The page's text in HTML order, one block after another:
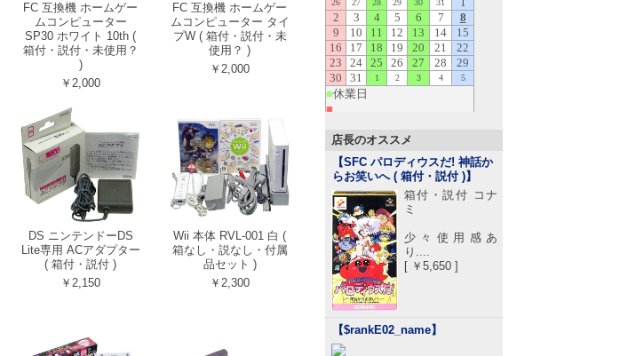
FC 互換機 ホームゲー
ムコンピューター
SP30 ホワイト 10th (
箱付・説付・未使用？
)
￥2,000
FC 互換機 ホームゲー
ムコンピューター タイ
プW ( 箱付・説付・未
使用？ )
￥2,000
DS ニンテンドーDS
Lite専用 ACアダプター
( 箱付・説付 )
￥2,150
Wii 本体 RVL-001 白 (
箱なし・説なし・付属
品セット )
￥2,300
店長のオススメ
【SFC パロディウスだ! 神話か
らお笑いへ ( 箱付・説付 )】
箱付・説付 コナ
ミ
少々使用感あ
り....
[ ￥5,650 ]
【$rankE02_name】